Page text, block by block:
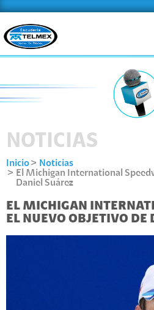
NOTICIAS
Inicio
Noticias
El Michigan International
Daniel Suárez
EL MICHIGAN
EL NUEVO OBJETIVO DE